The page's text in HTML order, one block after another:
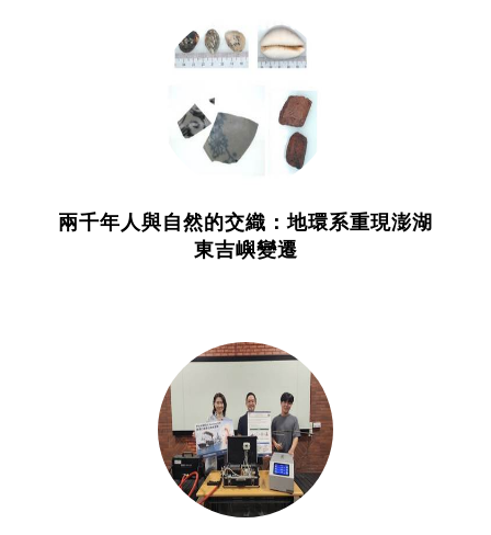
兩千年人與自然的交織：地環系重現澎湖
東吉嶼變遷